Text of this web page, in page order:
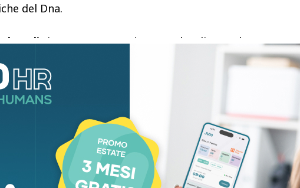
del Dna.
rientravano esperienze molto diverse: lettura,
e gallerie, biblioteche e archivi, luoghi storici, eventi
pittura, fotografia, artigianato. Non una singola
di pratiche che occupano tempo, attenzione,
socialità.
nella frequenza. Chi partecipava ad attività artistiche o
mostrava, secondo l’indicatore DunedinPACE, un
circa 2% più lento rispetto a chi partecipava meno